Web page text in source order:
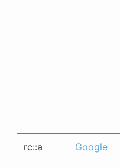
rc::a Google